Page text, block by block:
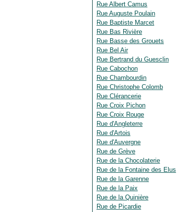
Rue Albert Camus
Rue Auguste Poulain
Rue Baptiste Marcet
Rue Bas Rivière
Rue Basse des Grouets
Rue Bel Air
Rue Bertrand du Guesclin
Rue Cabochon
Rue Chambourdin
Rue Christophe Colomb
Rue Clérancerie
Rue Croix Pichon
Rue Croix Rouge
Rue d'Angleterre
Rue d'Artois
Rue d'Auvergne
Rue de Grève
Rue de la Chocolaterie
Rue de la Fontaine des Elus
Rue de la Garenne
Rue de la Paix
Rue de la Quinière
Rue de Picardie